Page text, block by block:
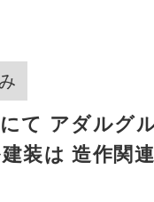
生！
て アダルグ
装は 造作関